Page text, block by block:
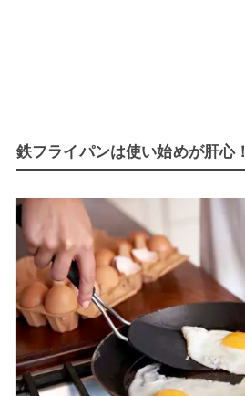
鉄フライパンは使い始めが肝心！